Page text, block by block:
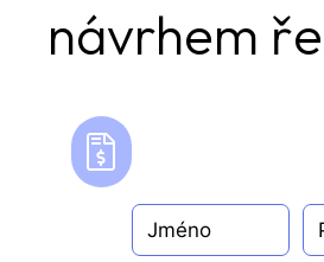
návrhem